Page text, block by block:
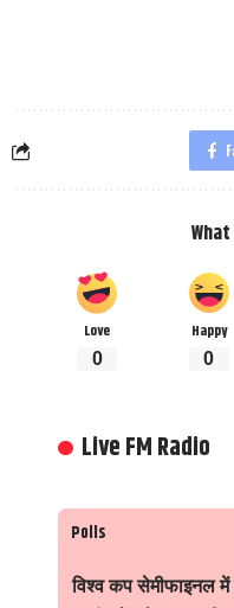
Love
0
Happy
0
Live FM Radio
Polls
विश्व कप सेमीफाइनल में